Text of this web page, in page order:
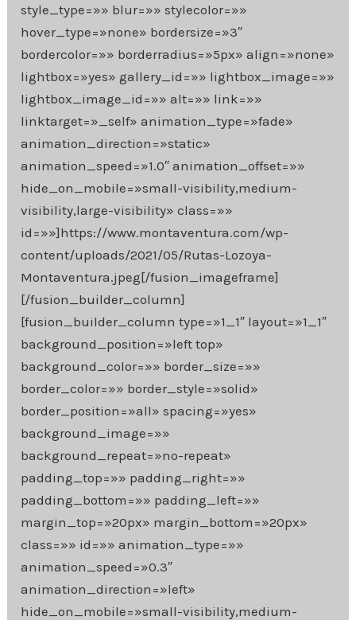
style_type=»» blur=»» stylecolor=»»
hover_type=»none» bordersize=»3″
bordercolor=»» borderradius=»5px» align=»none»
lightbox=»yes» gallery_id=»» lightbox_image=»»
lightbox_image_id=»» alt=»» link=»»
linktarget=»_self» animation_type=»fade»
animation_direction=»static»
animation_speed=»1.0″ animation_offset=»»
hide_on_mobile=»small-visibility,medium-
visibility,large-visibility» class=»»
id=»»]https://www.montaventura.com/wp-
content/uploads/2021/05/Rutas-Lozoya-
Montaventura.jpeg[/fusion_imageframe]
[/fusion_builder_column]
[fusion_builder_column type=»1_1″ layout=»1_1″
background_position=»left top»
background_color=»» border_size=»»
border_color=»» border_style=»solid»
border_position=»all» spacing=»yes»
background_image=»»
background_repeat=»no-repeat»
padding_top=»» padding_right=»»
padding_bottom=»» padding_left=»»
margin_top=»20px» margin_bottom=»20px»
class=»» id=»» animation_type=»»
animation_speed=»0.3″
animation_direction=»left»
hide_on_mobile=»small-visibility,medium-